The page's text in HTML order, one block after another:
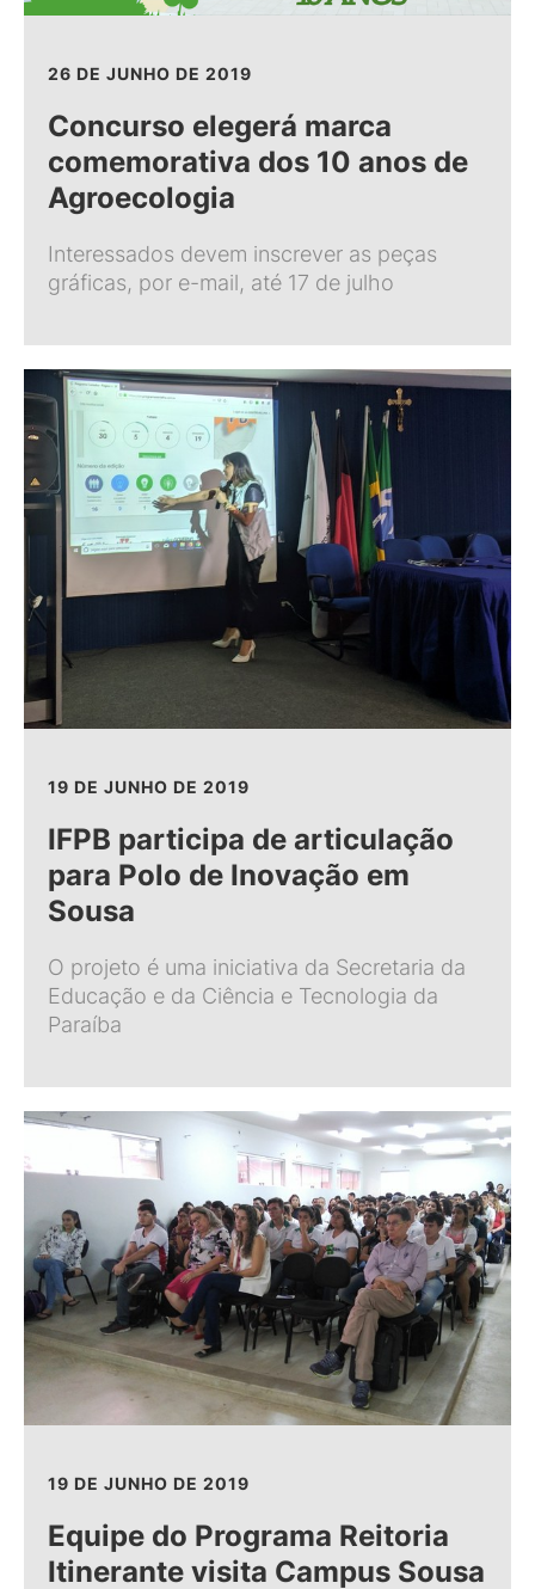
26 DE JUNHO DE 2019
Concurso elegerá marca
comemorativa dos 10 anos de
Agroecologia
Interessados devem inscrever as peças
gráficas, por e-mail, até 17 de julho
19 DE JUNHO DE 2019
IFPB participa de articulação
para Polo de Inovação em
Sousa
O projeto é uma iniciativa da Secretaria da
Educação e da Ciência e Tecnologia da
Paraíba
19 DE JUNHO DE 2019
Equipe do Programa Reitoria
Itinerante visita Campus Sousa